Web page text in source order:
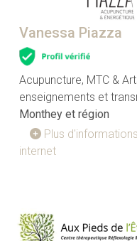
Vanessa Piazza
Acupuncture, MTC &
enseignements et
Monthey et région
Plus d'informations
internet